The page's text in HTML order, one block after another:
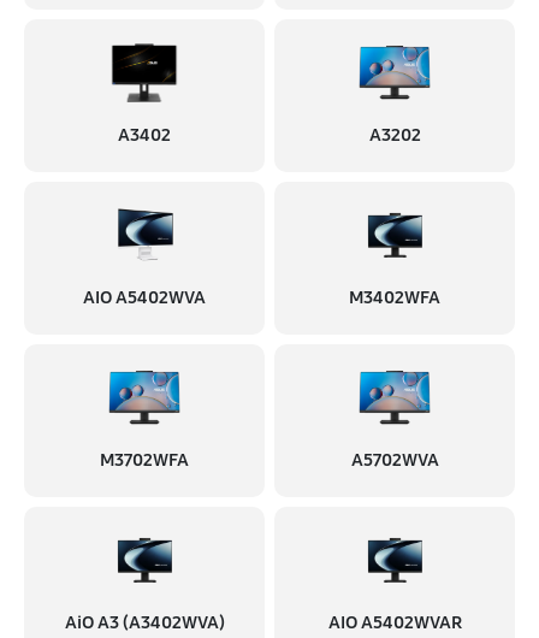
A3402 A3202
AIO A5402WVA M3402WFA
M3702WFA A5702WVA
AiO A3 (A3402WVA) AIO A5402WVAR